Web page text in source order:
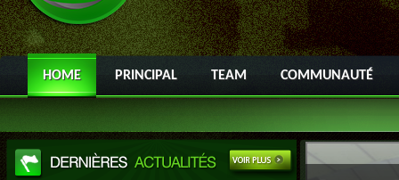
HOME PRINCIPAL TEAM COMMUNAUTÉ